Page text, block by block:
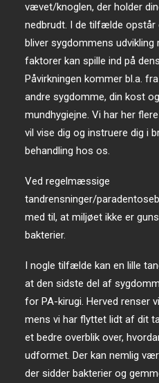
vævet/knoglen, der holder
nedbrudt. I de tilfælde opstår
bliver sygdommens udvikling
faktorer kan spille ind på
Påvirkningen kommer bl.a.
andre sygdomme, din kost
mundhygiejne. Vi har her
vil vise dig og instruere dig i
behandling hos os.
Ved regelmæssige
tandrensninger/
med til, at miljøet ikke er
bakterier.
I nogle tilfælde kan en lille
at den sidste del af
for PA-kirugi. Herved renser
mens vi har flyttet lidt af dit
et bedre overblik over,
udformet. Der kan nemlig
der sidder bakterier og